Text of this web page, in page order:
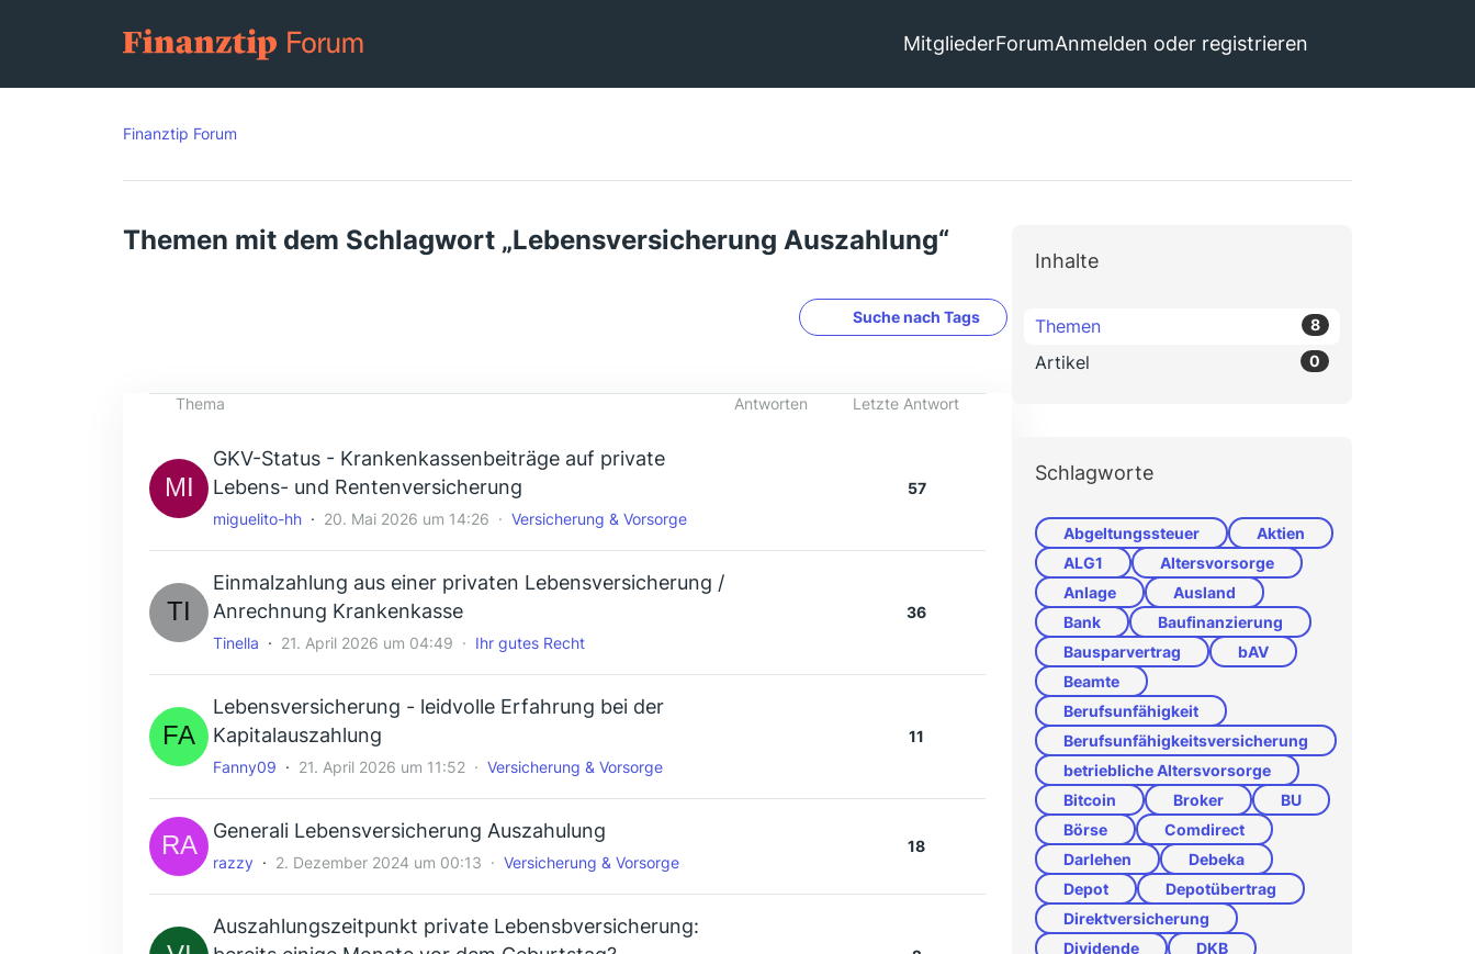
MitgliederForumAnmelden oder registrieren
Finanztip Forum
Themen mit dem Schlagwort „Lebensversicherung Auszahlung“
Suche nach Tags
Thema Antworten Letzte Antwort
GKV-Status - Krankenkassenbeiträge auf private
Lebens- und Rentenversicherung
miguelito-hh 20. Mai 2026 um 14:26 Versicherung & Vorsorge
57
Einmalzahlung aus einer privaten Lebensversicherung /
Anrechnung Krankenkasse
Tinella 21. April 2026 um 04:49 Ihr gutes Recht
36
Lebensversicherung - leidvolle Erfahrung bei der
Kapitalauszahlung
Fanny09 21. April 2026 um 11:52 Versicherung & Vorsorge
11
Generali Lebensversicherung Auszahulung
razzy 2. Dezember 2024 um 00:13 Versicherung & Vorsorge
18
Auszahlungszeitpunkt private Lebensbversicherung:
Inhalte
Themen 8
Artikel 0
Schlagworte
Abgeltungssteuer
Aktien
ALG1
Altersvorsorge
Anlage
Ausland
Bank
Baufinanzierung
Bausparvertrag
bAV
Beamte
Berufsunfähigkeit
Berufsunfähigkeitsversicherung
betriebliche Altersvorsorge
Bitcoin
Broker
BU
Börse
Comdirect
Darlehen
Debeka
Depot
Depotübertrag
Direktversicherung
Dividende
DKB